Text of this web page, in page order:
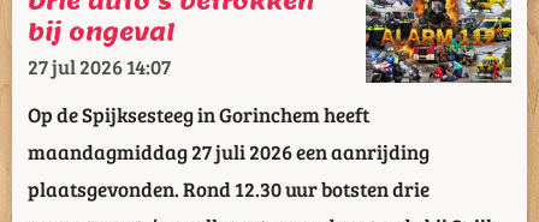
bij ongeval
27 jul 202614:07
Op de Spijksesteeg in Gorinchem heeft
maandagmiddag 27 juli 2026 een aanrijding
plaatsgevonden. Rond 12.30 uur botsten drie